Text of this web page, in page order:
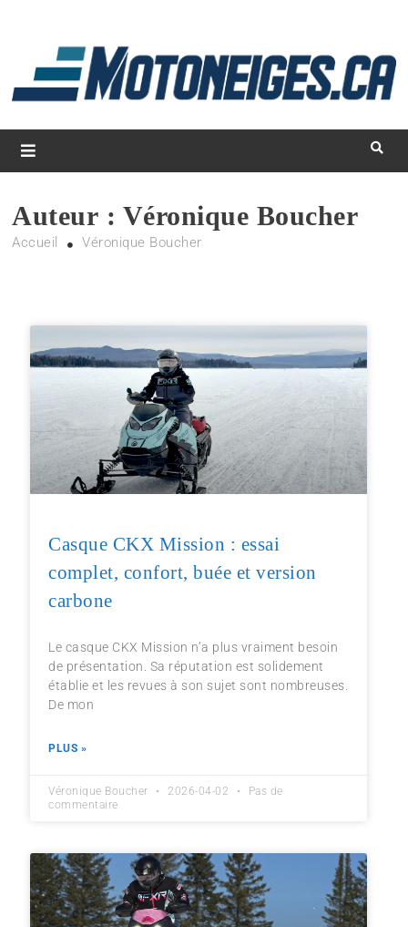
Magazine Motoneiges.ca
Auteur : Véronique Boucher
Accueil Véronique Boucher
Casque CKX Mission : essai
complet, confort, buée et version
carbone
Le casque CKX Mission n’a plus vraiment besoin
de présentation. Sa réputation est solidement
établie et les revues à son sujet sont nombreuses.
De mon
PLUS »
Véronique Boucher 2026-04-02
Pas de
commentaire